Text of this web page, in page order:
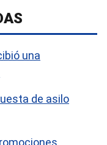
una
de asilo